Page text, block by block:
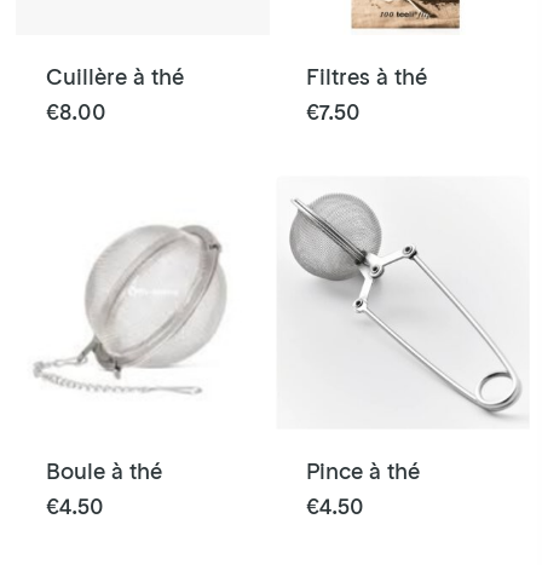
Cuillère à thé
€8.00
Filtres à thé
€7.50
Boule à thé
€4.50
Pince à thé
€4.50